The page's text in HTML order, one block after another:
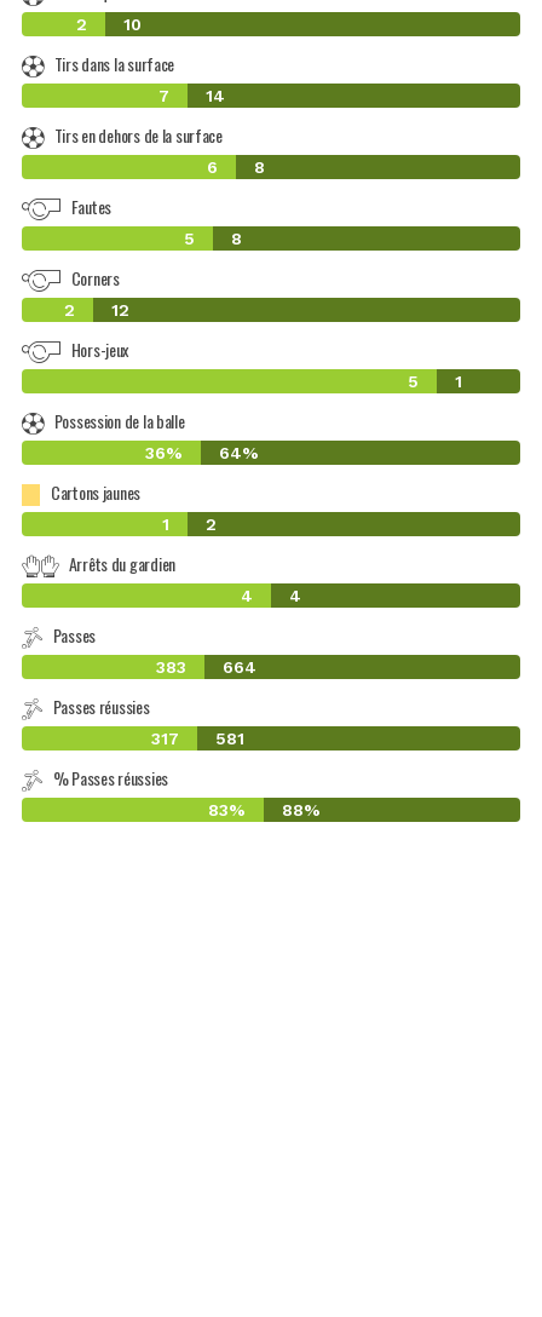
2 10
Tirs dans la surface
7 14
Tirs en dehors de la surface
6 8
Fautes
5 8
Corners
2 12
Hors-jeux
5 1
Possession de la balle
36% 64%
Cartons jaunes
1 2
Arrêts du gardien
4 4
Passes
383 664
Passes réussies
317 581
% Passes réussies
83% 88%